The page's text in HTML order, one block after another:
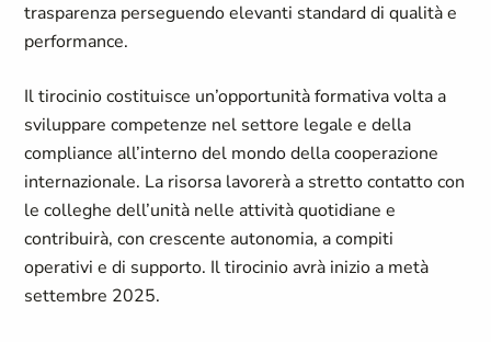
trasparenza perseguendo elevanti standard di qualità e
performance.
Il tirocinio costituisce un’opportunità formativa volta a
sviluppare competenze nel settore legale e della
compliance all’interno del mondo della cooperazione
internazionale. La risorsa lavorerà a stretto contatto con
le colleghe dell’unità nelle attività quotidiane e
contribuirà, con crescente autonomia, a compiti
operativi e di supporto. Il tirocinio avrà inizio a metà
settembre 2025.